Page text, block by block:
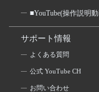
■YouTube(操作説明
サポート情報
よくある質問
公式 YouTube CH
お問い合わせ